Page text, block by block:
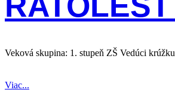
Veková skupina: 1. stupeň ZŠ Vedúci
Viac...